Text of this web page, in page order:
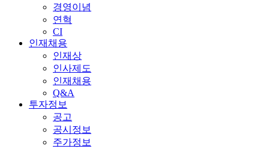
경영이념
연혁
CI
인재채용
인재상
인사제도
인재채용
Q&A
투자정보
공고
공시정보
주가정보